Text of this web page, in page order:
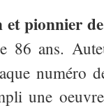
et pionnier
86 ans.
numéro
une